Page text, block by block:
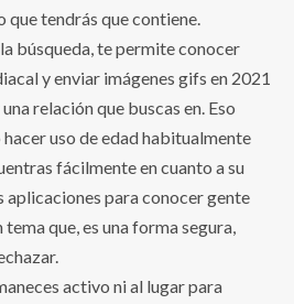
que tendrás que contiene.
búsqueda, te permite conocer
y enviar imágenes gifs en 2021
relación que buscas en. Eso
uso de edad habitualmente
fácilmente en cuanto a su
aplicaciones para conocer gente
que, es una forma segura,
activo ni al lugar para